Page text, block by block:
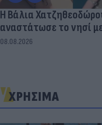
Η Βάλια
αναστάτωσε το νησί
08.08.2026
ΧΡΗΣΙΜΑ